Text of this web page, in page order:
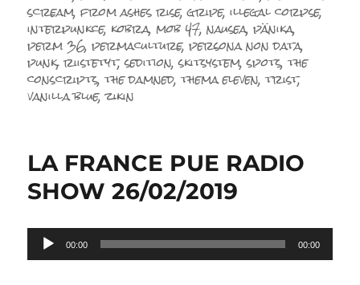
scream,from ashes rise,gripe,illegal corpse,
interpunkce, kobra,mob 47,nausea,pänika,
perm 36,permaculture,persona non data,
punk,riistetyt,sedition,skitsystem,spots,the
conscripts,the damned,thema eleven,trist,
vanilla blue,zikin
LA FRANCE PUE RADIO
SHOW 26/02/2019
Lecteur
audio
00:00 00:00